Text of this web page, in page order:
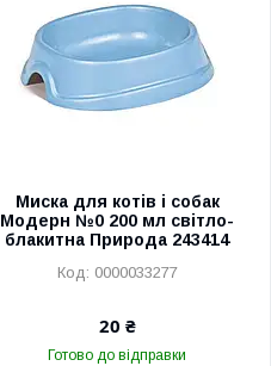
Миска для котів і собак
Модерн №0 200 мл світло-
блакитна Природа 243414
0000033277
20 ₴
Готово до відправки